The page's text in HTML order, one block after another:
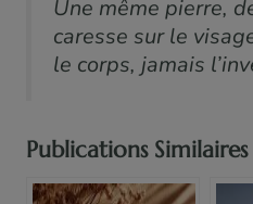
Une même pierre,
caresse sur le
le corps, jamais
Publications Similaires